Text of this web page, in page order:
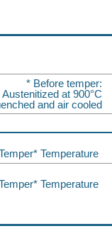
* Before temper:
Austenitized at 900°C
and air cooled.
Temperature
Temperature